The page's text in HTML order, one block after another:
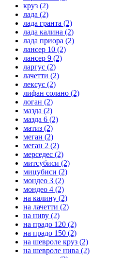
круз (2)
лада (2)
лада гранта (2)
лада калина (2)
лада приора (2)
лансер 10 (2)
лансер 9 (2)
ларгус (2)
лачетти (2)
лексус (2)
лифан солано (2)
логан (2)
мазда (2)
мазда 6 (2)
матиз (2)
меган (2)
меган 2 (2)
мерседес (2)
митсубиси (2)
мицубиси (2)
мондео 3 (2)
мондео 4 (2)
на калину (2)
на лачетти (2)
на ниву (2)
на прадо 120 (2)
на прадо 150 (2)
на шевроле круз (2)
на шевроле нива (2)